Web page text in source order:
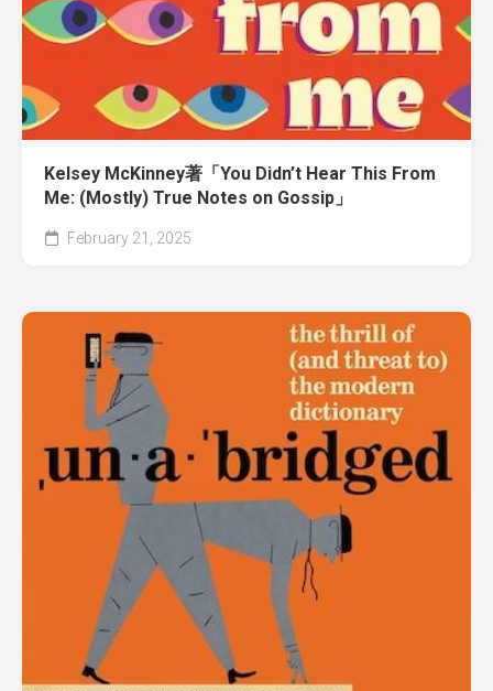
Kelsey McKinney著「You Didn’t Hear This From
Me: (Mostly) True Notes on Gossip」
February 21, 2025